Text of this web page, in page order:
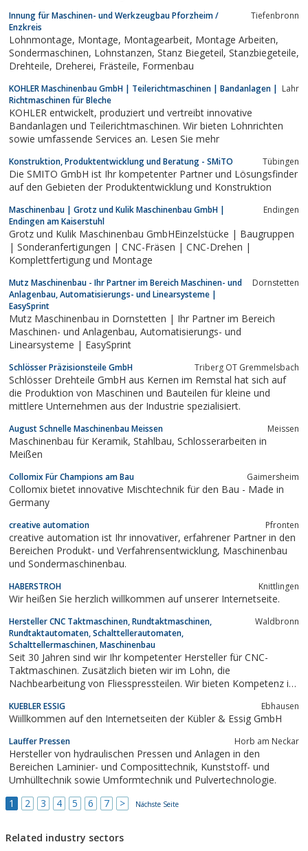
Innung für Maschinen- und Werkzeugbau Pforzheim /
Enzkreis
Tiefenbronn
Lohnmontage, Montage, Montagearbeit, Montage Arbeiten,
Sondermaschinen, Lohnstanzen, Stanz Biegeteil, Stanzbiegeteile,
Drehteile, Dreherei, Frästeile, Formenbau
KOHLER Maschinenbau GmbH | Teilerichtmaschinen | Bandanlagen |
Richtmaschinen für Bleche
Lahr
KOHLER entwickelt, produziert und vertreibt innovative
Bandanlagen und Teilerichtmaschinen. Wir bieten Lohnrichten
sowie umfassende Services an. Lesen Sie mehr
Konstruktion, Produktentwicklung und Beratung - SMiTO Tübingen
Die SMITO GmbH ist Ihr kompetenter Partner und Lösungsfinder
auf den Gebieten der Produktentwicklung und Konstruktion
Maschinenbau | Grotz und Kulik Maschinenbau GmbH |
Endingen am Kaiserstuhl
Endingen
Grotz und Kulik Maschinenbau GmbHEinzelstücke | Baugruppen
| Sonderanfertigungen | CNC-Fräsen | CNC-Drehen |
Komplettfertigung und Montage
Mutz Maschinenbau - Ihr Partner im Bereich Maschinen- und
Anlagenbau, Automatisierungs- und Linearsysteme |
EasySprint
Dornstetten
Mutz Maschinenbau in Dornstetten | Ihr Partner im Bereich
Maschinen- und Anlagenbau, Automatisierungs- und
Linearsysteme | EasySprint
Schlösser Präzisionsteile GmbH Triberg OT Gremmelsbach
Schlösser Drehteile GmbH aus Kernen im Remstal hat sich auf
die Produktion von Maschinen und Bauteilen für kleine und
mittlere Unternehmen aus der Industrie spezialisiert.
August Schnelle Maschinenbau Meissen Meissen
Maschinenbau für Keramik, Stahlbau, Schlosserarbeiten in
Meißen
Collomix Für Champions am Bau Gaimersheim
Collomix bietet innovative Mischtechnik für den Bau - Made in
Germany
creative automation Pfronten
creative automation ist Ihr innovativer, erfahrener Partner in den
Bereichen Produkt- und Verfahrensentwicklung, Maschinenbau
und Sondermaschinenbau.
HABERSTROH Knittlingen
Wir heißen Sie herzlich willkommen auf unserer Internetseite.
Hersteller CNC Taktmaschinen, Rundtaktmaschinen,
Rundtaktautomaten, Schalttellerautomaten,
Schalttellermaschinen, Maschinenbau
Waldbronn
Seit 30 Jahren sind wir Ihr kompetenter Hersteller für CNC-
Taktmaschinen. Zusätzlich bieten wir im Lohn, die
Nachbearbeitung von Fliesspressteilen. Wir bieten Kompetenz in
Entwicklung und Herstellung von CNC-Rundtaktmaschinen. Wir
entwickeln und produzieren innovativen...
KUEBLER ESSIG Ebhausen
Wiillkommen auf den Internetseiten der Kübler & Essig GmbH
Lauffer Pressen Horb am Neckar
Hersteller von hydraulischen Pressen und Anlagen in den
Bereichen Laminier- und Composittechnik, Kunststoff- und
Umhülltechnik sowie Umformtechnik und Pulvertechnologie.
1
2 3 4 5 6 7 > Nächste Seite
Related industry sectors